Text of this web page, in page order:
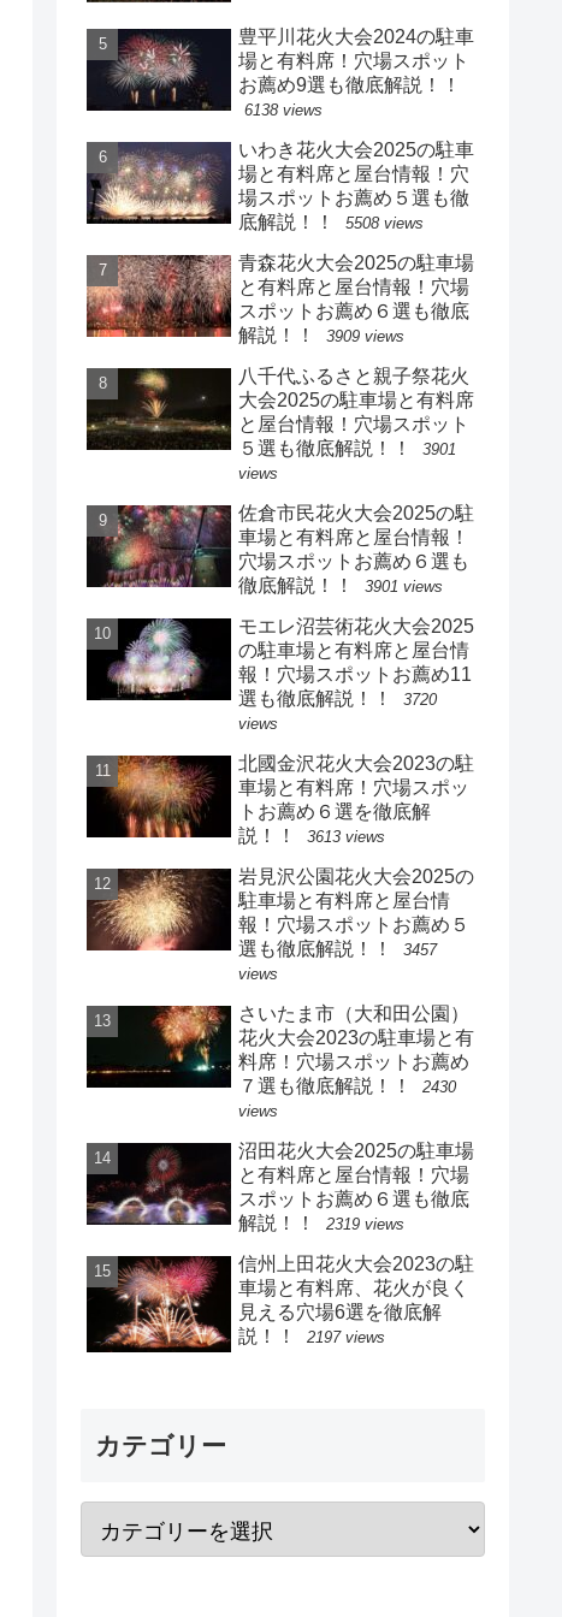
豊平川花火大会2024の駐車
場と有料席！穴場スポット
お薦め9選も徹底解説！！
6138 views
いわき花火大会2025の駐車
場と有料席と屋台情報！穴
場スポットお薦め５選も徹
底解説！！
5508 views
青森花火大会2025の駐車場
と有料席と屋台情報！穴場
スポットお薦め６選も徹底
解説！！
3909 views
八千代ふるさと親子祭花火
大会2025の駐車場と有料席
と屋台情報！穴場スポット
５選も徹底解説！！
3901
views
佐倉市民花火大会2025の駐
車場と有料席と屋台情報！
穴場スポットお薦め６選も
徹底解説！！
3901 views
モエレ沼芸術花火大会2025
の駐車場と有料席と屋台情
報！穴場スポットお薦め11
選も徹底解説！！
3720
views
北國金沢花火大会2023の駐
車場と有料席！穴場スポッ
トお薦め６選を徹底解
説！！
3613 views
岩見沢公園花火大会2025の
駐車場と有料席と屋台情
報！穴場スポットお薦め５
選も徹底解説！！
3457
views
さいたま市（大和田公園）
花火大会2023の駐車場と有
料席！穴場スポットお薦め
７選も徹底解説！！
2430
views
沼田花火大会2025の駐車場
と有料席と屋台情報！穴場
スポットお薦め６選も徹底
解説！！
2319 views
信州上田花火大会2023の駐
車場と有料席、花火が良く
見える穴場6選を徹底解
説！！
2197 views
カテゴリー